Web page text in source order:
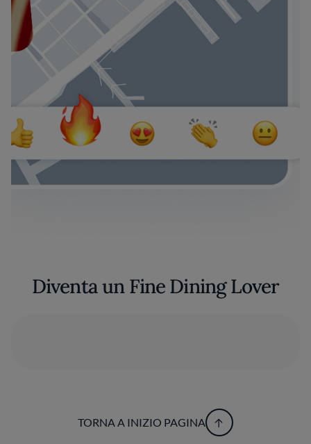
Diventa un Fine Dining Lover
TORNA A INIZIO PAGINA